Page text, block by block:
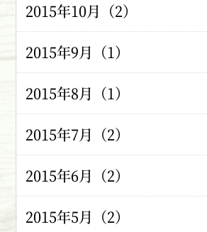
2015年10月（2）
2015年9月（1）
2015年8月（1）
2015年7月（2）
2015年6月（2）
2015年5月（2）